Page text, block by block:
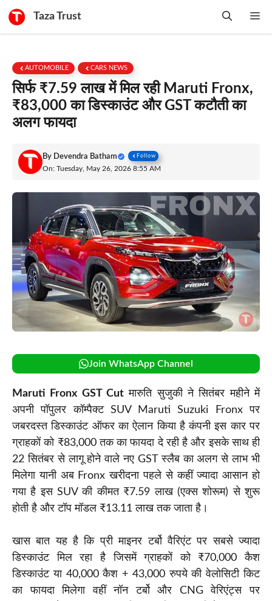
Taza Trust
AUTOMOBILE CARS NEWS
सिर्फ ₹7.59 लाख में मिल रही Maruti Fronx,
₹83,000 का डिस्काउंट और GST कटौती का
अलग फायदा
By Devendra Batham Follow
On: Tuesday, May 26, 2026 8:55 AM
Join WhatsApp Channel
Maruti Fronx GST Cut मारुति सुजुकी ने सितंबर महीने में
अपनी पॉपुलर कॉम्पैक्ट SUV Maruti Suzuki Fronx पर
जबरदस्त डिस्काउंट ऑफर का ऐलान किया है कंपनी इस कार पर
ग्राहकों को ₹83,000 तक का फायदा दे रही है और इसके साथ ही
22 सितंबर से लागू होने वाले नए GST स्लैब का अलग से लाभ भी
मिलेगा यानी अब Fronx खरीदना पहले से कहीं ज्यादा आसान हो
गया है इस SUV की कीमत ₹7.59 लाख (एक्स शोरूम) से शुरू
होती है और टॉप मॉडल ₹13.11 लाख तक जाता है।
खास बात यह है कि प्री माइनर टर्बो वैरिएंट पर सबसे ज्यादा
डिस्काउंट मिल रहा है जिसमें ग्राहकों को ₹70,000 कैश
डिस्काउंट या 40,000 कैश + 43,000 रुपये की वेलोसिटी किट
का फायदा मिलेगा वहीं नॉन टर्बो और CNG वेरिएंट्स पर